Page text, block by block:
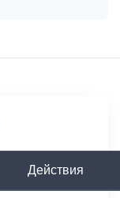
Действия